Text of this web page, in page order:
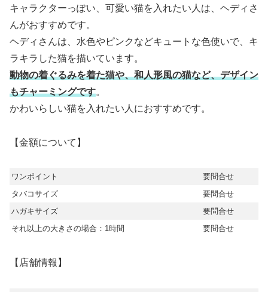
キャラクターっぽい、可愛い猫を入れたい人は、ヘディさ
んがおすすめです。
ヘディさんは、水色やピンクなどキュートな色使いで、キ
ラキラした猫を描いています。
動物の着ぐるみを着た猫や、和人形風の猫など、デザイン
もチャーミングです。
かわいらしい猫を入れたい人におすすめです。
【金額について】
ワンポイント
要問合せ
タバコサイズ
要問合せ
ハガキサイズ
要問合せ
それ以上の大きさの場合：1時間
要問合せ
【店舗情報】